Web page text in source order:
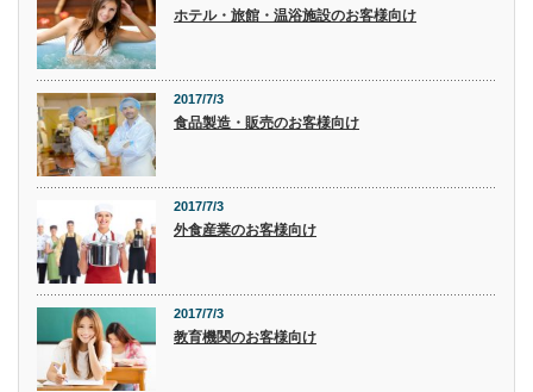
ホテル・旅館・温浴施設のお客様向け
2017/7/3
食品製造・販売のお客様向け
2017/7/3
外食産業のお客様向け
2017/7/3
教育機関のお客様向け